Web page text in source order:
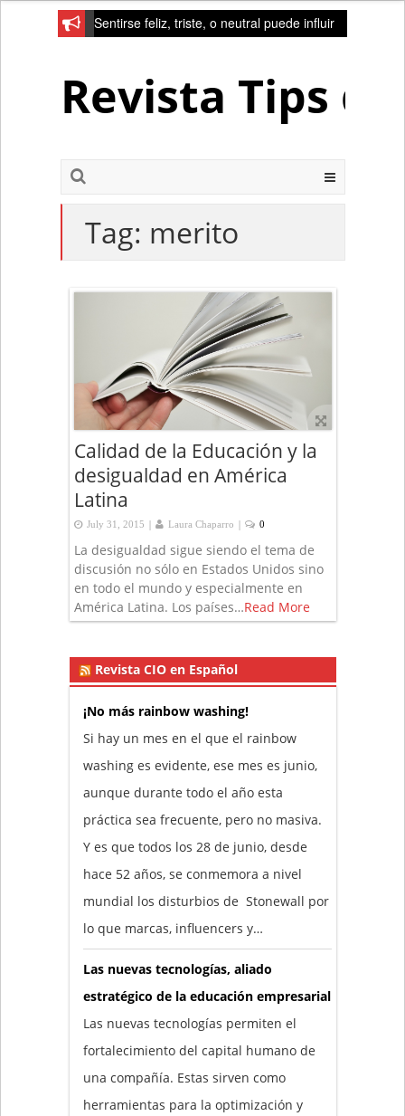
Sentirse feliz, triste, o neutral puede influir
Revista Tips
Tag: merito
Calidad de la Educación y la
desigualdad en América
Latina
July 31, 2015 | Laura Chaparro | 0
La desigualdad sigue siendo el tema de
discusión no sólo en Estados Unidos sino
en todo el mundo y especialmente en
América Latina. Los países…Read More
Revista CIO en Español
¡No más rainbow washing!
Si hay un mes en el que el rainbow
washing es evidente, ese mes es junio,
aunque durante todo el año esta
práctica sea frecuente, pero no masiva.
Y es que todos los 28 de junio, desde
hace 52 años, se conmemora a nivel
mundial los disturbios de Stonewall por
lo que marcas, influencers y…
Las nuevas tecnologías, aliado
estratégico de la educación empresarial
Las nuevas tecnologías permiten el
fortalecimiento del capital humano de
una compañía. Estas sirven como
herramientas para la optimización y